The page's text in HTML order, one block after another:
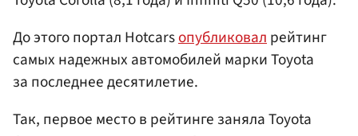
До этого портал Hotcarsопубликовалрейтинг
самых надежных автомобилей марки Toyota
за последнее десятилетие.
Так, первое место в рейтинге заняла Toyota